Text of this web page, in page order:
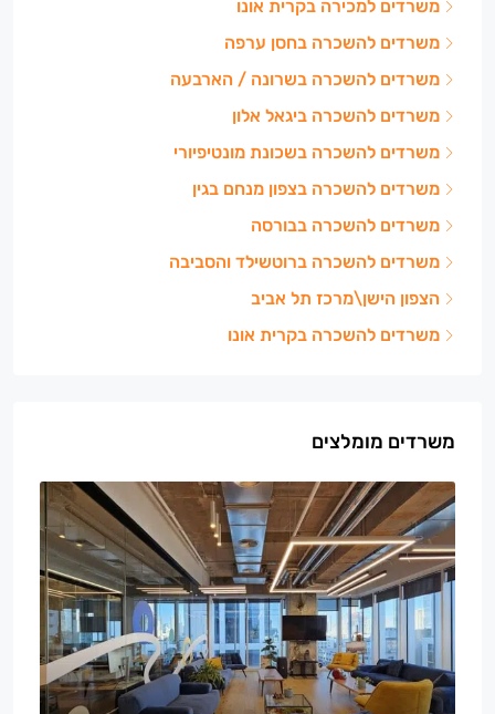
משרדים למכירה בקרית אונו
משרדים להשכרה בחסן ערפה
משרדים להשכרה בשרונה / הארבעה
משרדים להשכרה ביגאל אלון
משרדים להשכרה בשכונת מונטיפיורי
משרדים להשכרה בצפון מנחם בגין
משרדים להשכרה בבורסה
משרדים להשכרה ברוטשילד והסביבה
הצפון הישן\מרכז תל אביב
משרדים להשכרה בקרית אונו
משרדים מומלצים